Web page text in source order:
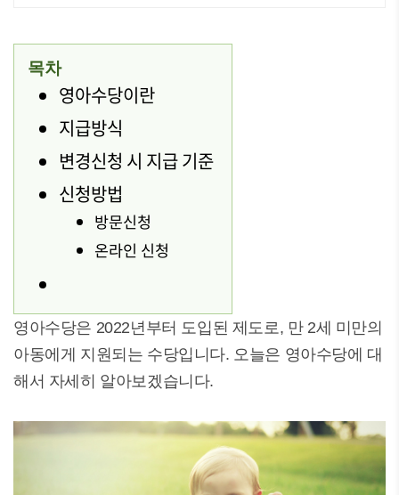
목차
영아수당이란
지급방식
변경신청 시 지급 기준
신청방법
방문신청
온라인 신청
영아수당은 2022년부터 도입된 제도로, 만 2세 미만의
아동에게 지원되는 수당입니다. 오늘은 영아수당에 대
해서 자세히 알아보겠습니다.